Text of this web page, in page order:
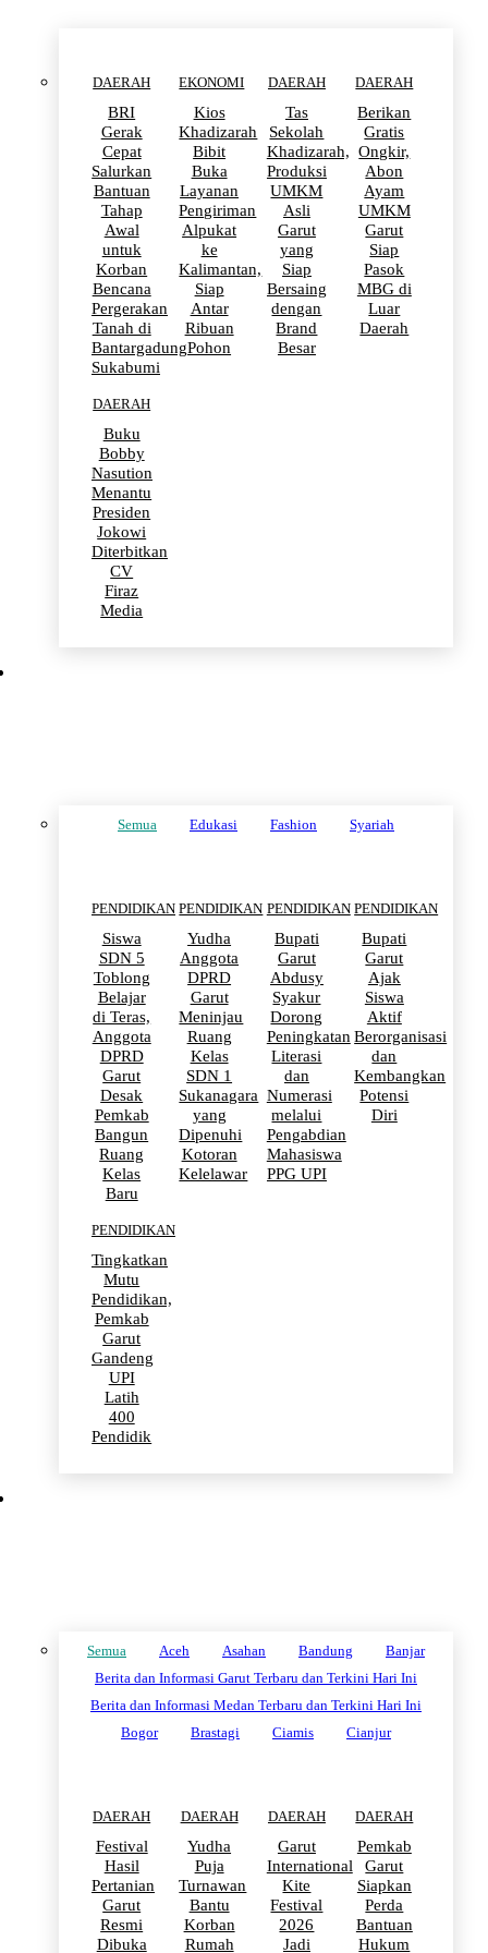
DAERAH
BRI
Gerak
Cepat
Salurkan
Bantuan
Tahap
Awal
untuk
Korban
Bencana
Pergerakan
Tanah di
Bantargadung
Sukabumi
EKONOMI
Kios
Khadizarah
Bibit
Buka
Layanan
Pengiriman
Alpukat
ke
Kalimantan,
Siap
Antar
Ribuan
Pohon
DAERAH
Tas
Sekolah
Khadizarah,
Produksi
UMKM
Asli
Garut
yang
Siap
Bersaing
dengan
Brand
Besar
DAERAH
Berikan
Gratis
Ongkir,
Abon
Ayam
UMKM
Garut
Siap
Pasok
MBG di
Luar
Daerah
DAERAH
Buku
Bobby
Nasution
Menantu
Presiden
Jokowi
Diterbitkan
CV
Firaz
Media
Semua Edukasi Fashion Syariah
PENDIDIKAN
Siswa
SDN 5
Toblong
Belajar
di Teras,
Anggota
DPRD
Garut
Desak
Pemkab
Bangun
Ruang
Kelas
Baru
PENDIDIKAN
Yudha
Anggota
DPRD
Garut
Meninjau
Ruang
Kelas
SDN 1
Sukanagara
yang
Dipenuhi
Kotoran
Kelelawar
PENDIDIKAN
Bupati
Garut
Abdusy
Syakur
Dorong
Peningkatan
Literasi
dan
Numerasi
melalui
Pengabdian
Mahasiswa
PPG UPI
PENDIDIKAN
Bupati
Garut
Ajak
Siswa
Aktif
Berorganisasi
dan
Kembangkan
Potensi
Diri
PENDIDIKAN
Tingkatkan
Mutu
Pendidikan,
Pemkab
Garut
Gandeng
UPI
Latih
400
Pendidik
Semua Aceh Asahan Bandung
Banjar
Berita dan Informasi Garut Terbaru dan Terkini Hari Ini
Berita dan Informasi Medan Terbaru dan Terkini Hari Ini
Bogor
Brastagi Ciamis Cianjur
DAERAH
Festival
Hasil
Pertanian
Garut
Resmi
Dibuka
DAERAH
Yudha
Puja
Turnawan
Bantu
Korban
Rumah
DAERAH
Garut
International
Kite
Festival
2026
Jadi
DAERAH
Pemkab
Garut
Siapkan
Perda
Bantuan
Hukum